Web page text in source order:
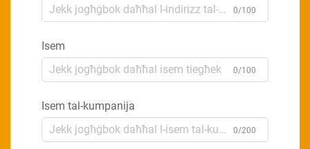
0/100
Isem
0/100
Isem tal-kumpanija
0/200